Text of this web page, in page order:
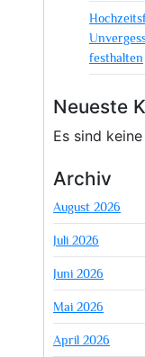
festhalten
Neueste
Es sind
Archiv
August 2026
Juli 2026
Juni 2026
Mai 2026
April 2026